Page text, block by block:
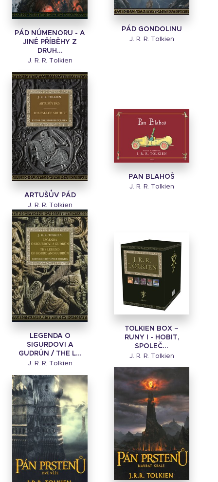
PÁD NÚMENORU - A
JINÉ PŘÍBĚHY Z
DRUH...
J. R. R. Tolkien
PÁD GONDOLINU
J. R. R. Tolkien
ARTUŠŮV PÁD
J. R. R. Tolkien
PAN BLAHOŠ
J. R. R. Tolkien
LEGENDA O
SIGURDOVI A
GUDRÚN / THE L...
J. R. R. Tolkien
TOLKIEN BOX –
RUNY I - HOBIT,
SPOLEČ...
J. R. R. Tolkien